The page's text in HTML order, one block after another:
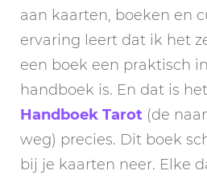
aan kaarten, boeken en
ervaring leert dat ik het
een boek een praktisch
handboek is. En dat is het
Handboek Tarot (de
weg) precies. Dit boek
bij je kaarten neer. Elke